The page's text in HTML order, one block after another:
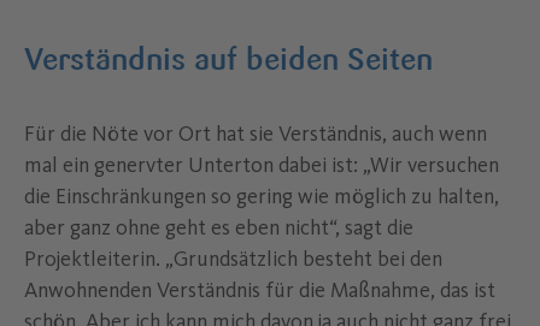
Verständnis auf beiden Seiten
Für die Nöte vor Ort hat sie Verständnis, auch wenn
mal ein genervter Unterton dabei ist: „Wir versuchen
die Einschränkungen so gering wie möglich zu halten,
aber ganz ohne geht es eben nicht“, sagt die
Projektleiterin. „Grundsätzlich besteht bei den
Anwohnenden Verständnis für die Maßnahme, das ist